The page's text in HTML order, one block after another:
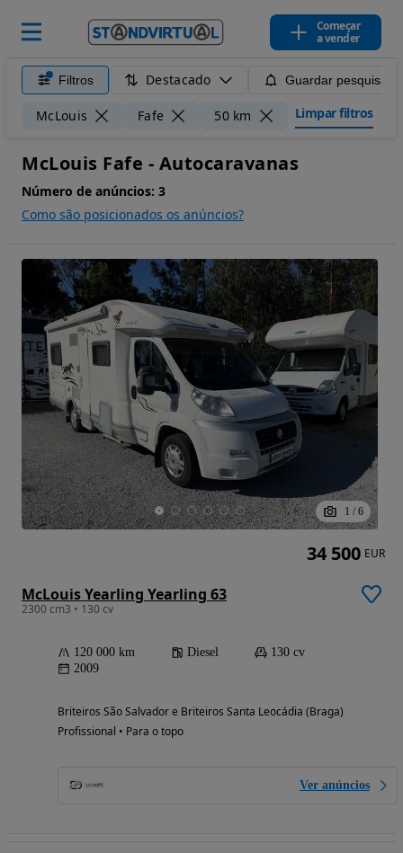
Começar
a vender
Filtros Destacado Guardar pesquisa
McLouis Fafe 50 km Limpar filtros
McLouis Fafe - Autocaravanas
Número de anúncios: 3
Como são posicionados os anúncios?
1 / 6
McLouis Yearling Yearling 63
2300 cm3 • 130 cv
120 000 km Diesel
130 cv
2009
Briteiros São Salvador e Briteiros Santa Leocádia (Braga)
Profissional • Para o topo
Ver anúncios
34 500 EUR